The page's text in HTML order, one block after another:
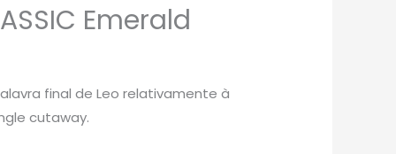
Emerald
final de Leo relativamente à
cutaway.